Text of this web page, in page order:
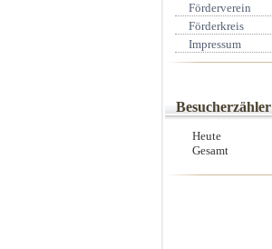
Förderverein
Förderkreis
Impressum
Besucherzähler
Heute
Gesamt